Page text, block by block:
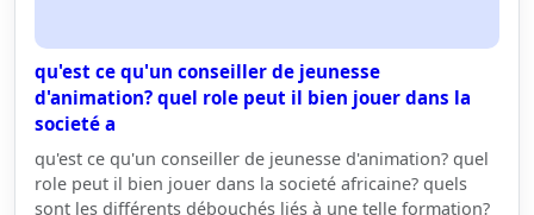
qu'est ce qu'un conseiller de jeunesse
d'animation? quel role peut il bien jouer dans la
societé a
qu'est ce qu'un conseiller de jeunesse d'animation? quel
role peut il bien jouer dans la societé africaine? quels
sont les différents débouchés liés à une telle formation?